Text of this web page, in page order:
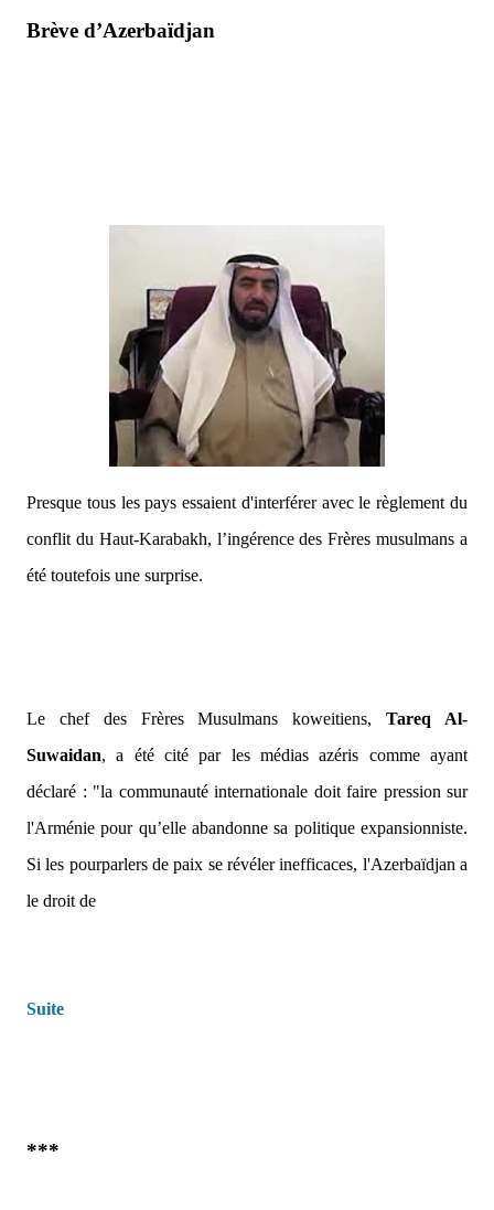
Brève d’Azerbaïdjan
Presque tous les pays essaient d'interférer avec le règlement du
conflit du Haut-Karabakh, l’ingérence des Frères musulmans a
été toutefois une surprise.
Le chef des Frères Musulmans koweitiens,Tareq Al-
Suwaidan, a été cité par les médias azéris comme ayant
déclaré : "la communauté internationale doit faire pression sur
l'Arménie pour qu’elle abandonne sa politique expansionniste.
Si les pourparlers de paix se révéler inefficaces, l'Azerbaïdjan a
le droit de
Suite
***